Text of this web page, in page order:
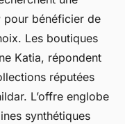
pour bénéficier de
Les boutiques
Katia, répondent
réputées
L’offre englobe
synthétiques